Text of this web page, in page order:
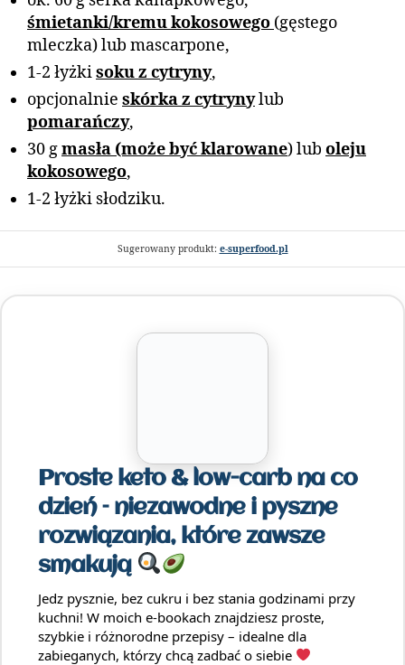
śmietanki/kremu kokosowego (gęstego
mleczka) lub mascarpone,
1-2 łyżkisoku z cytryny,
opcjonalnie skórka z cytrynylub
pomarańczy,
30 gmasła (może być klarowane) lub oleju
kokosowego,
1-2 łyżki słodziku.
Sugerowany produkt: e-superfood.pl
Proste keto & low-carb na co
dzień – niezawodne i pyszne
rozwiązania, które zawsze
smakują
Jedz pysznie, bez cukru i bez stania godzinami przy
kuchni! W moich e-bookach znajdziesz proste,
szybkie i różnorodne przepisy – idealne dla
zabieganych, którzy chcą zadbać o siebie